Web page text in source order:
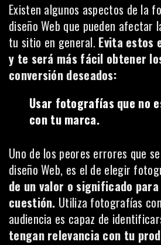
Existen algunos aspectos de la
diseño Web que pueden afectar
tu sitio en general. Evita estos
y te será más fácil obtener
conversión deseados:
Usar fotografías que no
con tu marca.
Uno de los peores errores que
diseño Web, es el de elegir
de un valor o significado
cuestión. Utiliza fotografías
audiencia es capaz de
tengan relevancia con tu